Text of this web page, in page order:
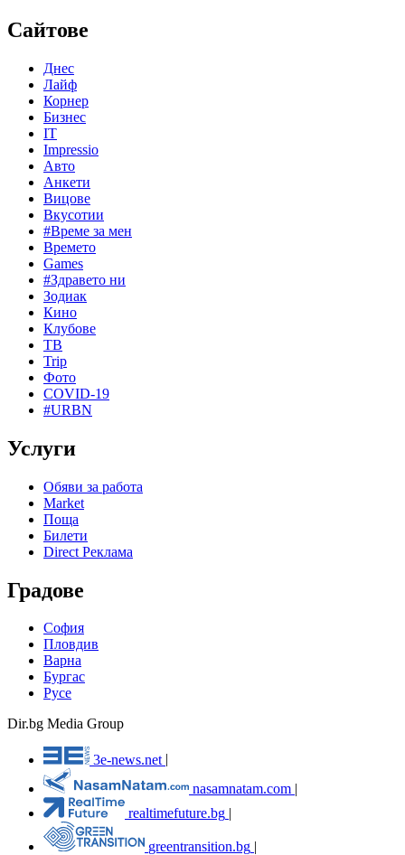
Сайтове
Днес
Лайф
Корнер
Бизнес
IT
Impressio
Авто
Анкети
Вицове
Вкусотии
#Време за мен
Времето
Games
#Здравето ни
Зодиак
Кино
Клубове
ТВ
Trip
Фото
COVID-19
#URBN
Услуги
Обяви за работа
Market
Поща
Билети
Direct Реклама
Градове
София
Пловдив
Варна
Бургас
Русе
Dir.bg Media Group
3e-news.net
nasamnatam.com |
realtimefuture.bg |
greentransition.bg |